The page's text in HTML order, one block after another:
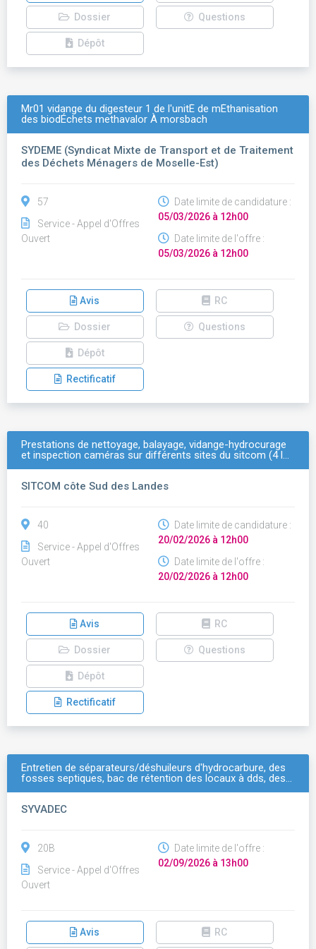
Dossier Questions
Dépôt
Mr01 vidange du digesteur 1 de l'unitÉ de mÉthanisation
des biodÉchets methavalor À morsbach
SYDEME (Syndicat Mixte de Transport et de Traitement
des Déchets Ménagers de Moselle-Est)
57
Service - Appel d'Offres
Ouvert
Date limite de candidature :
05/03/2026 à 12h00
Date limite de l'offre :
05/03/2026 à 12h00
Avis RC
Dossier Questions
Dépôt
Rectificatif
Prestations de nettoyage, balayage, vidange-hydrocurage
et inspection caméras sur différents sites du sitcom (4 l…
SITCOM côte Sud des Landes
40
Service - Appel d'Offres
Ouvert
Date limite de candidature :
20/02/2026 à 12h00
Date limite de l'offre :
20/02/2026 à 12h00
Avis RC
Dossier Questions
Dépôt
Rectificatif
Entretien de séparateurs/déshuileurs d'hydrocarbure, des
fosses septiques, bac de rétention des locaux à dds, des…
SYVADEC
20B
Service - Appel d'Offres
Ouvert
Date limite de l'offre :
02/09/2026 à 13h00
Avis RC